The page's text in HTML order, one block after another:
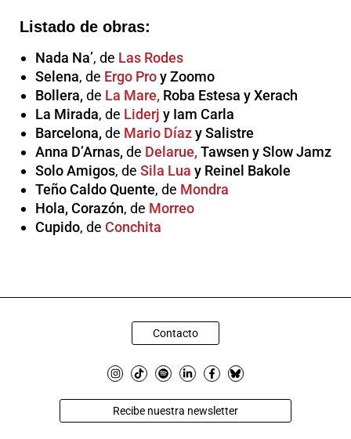
Listado de obras:
Nada Na’, de Las Rodes
Selena, de Ergo Proy Zoomo
Bollera, de La Mare, Roba Estesa y Xerach
La Mirada, de Liderj y Iam Carla
Barcelona, de Mario Díazy Salistre
Anna D’Arnas, de Delarue, Tawsen y Slow Jamz
Solo Amigos, de Sila Lua y Reinel Bakole
Teño Caldo Quente, de Mondra
Hola, Corazón, de Morreo
Cupido, de Conchita
Contacto
Recibe nuestra newsletter